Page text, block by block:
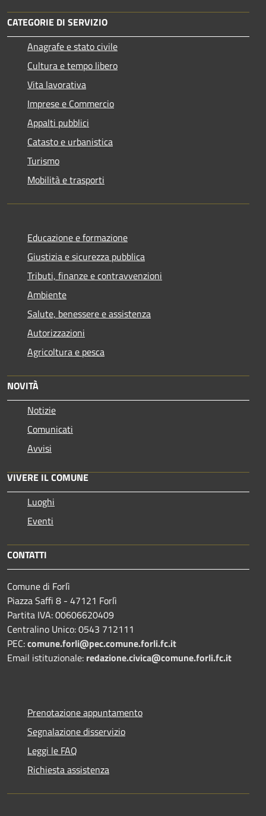
CATEGORIE DI SERVIZIO
Anagrafe e stato civile
Cultura e tempo libero
Vita lavorativa
Imprese e Commercio
Appalti pubblici
Catasto e urbanistica
Turismo
Mobilità e trasporti
Educazione e formazione
Giustizia e sicurezza pubblica
Tributi, finanze e contravvenzioni
Ambiente
Salute, benessere e assistenza
Autorizzazioni
Agricoltura e pesca
NOVITÀ
Notizie
Comunicati
Avvisi
VIVERE IL COMUNE
Luoghi
Eventi
CONTATTI
Comune di Forlì
Piazza Saffi 8 - 47121 Forlì
Partita IVA: 00606620409
Centralino Unico: 0543 712111
PEC:comune.forli@pec.comune.forli.fc.it
Email istituzionale: redazione.civica@comune.forli.fc.it
Prenotazione appuntamento
Segnalazione disservizio
Leggi le FAQ
Richiesta assistenza